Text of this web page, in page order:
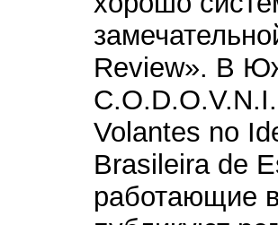
Review». В
Volantes no
Brasileira de
работающие